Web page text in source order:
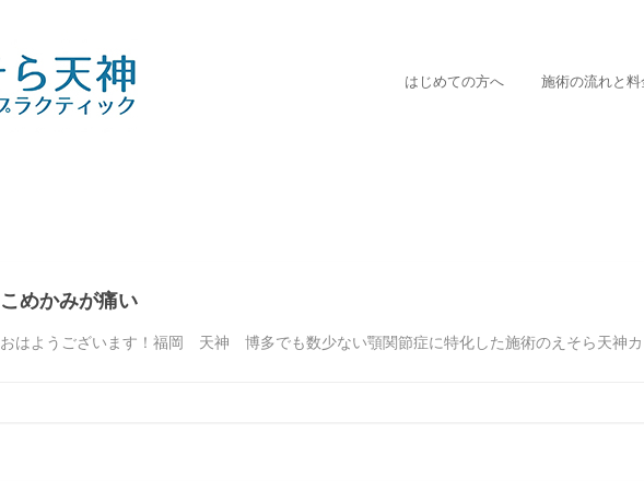
はじめての方へ 施術の流れと料
こめかみが痛い
おはようございます！福岡 天神 博多でも数少ない顎関節症に特化した施術のえそら天神カ